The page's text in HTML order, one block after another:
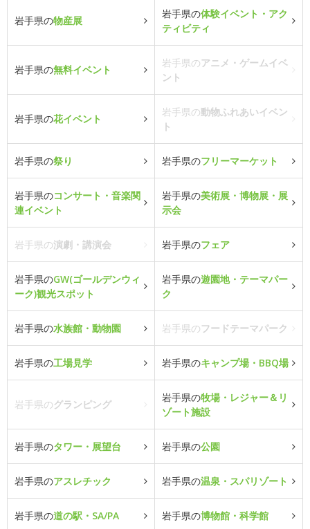
岩手県の物産展
岩手県の体験イベント・アク
ティビティ
岩手県の無料イベント
岩手県のアニメ・ゲームイベ
ント
岩手県の花イベント
岩手県の動物ふれあいイベン
ト
岩手県の祭り 岩手県のフリーマーケット
岩手県のコンサート・音楽関
連イベント
岩手県の美術展・博物展・展
示会
岩手県の演劇・講演会 岩手県のフェア
岩手県のGW(ゴールデンウィ
ーク)観光スポット
岩手県の遊園地・テーマパー
ク
岩手県の水族館・動物園 岩手県のフードテーマパーク
岩手県の工場見学 岩手県のキャンプ場・BBQ場
岩手県のグランピング
岩手県の牧場・レジャー＆リ
ゾート施設
岩手県のタワー・展望台 岩手県の公園
岩手県のアスレチック 岩手県の温泉・スパリゾート
岩手県の道の駅・SA/PA 岩手県の博物館・科学館